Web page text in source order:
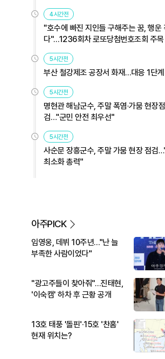
外
4시간전
"호수에 빠진 지인들 구해주는 꿈, 행운
다"…1236회차 로또당첨번호조회 주목
5시간전
부산 철강제조 공장서 화재…대응 1단
5시간전
명현관 해남군수, 주말 폭염·가뭄 현장점
검…"군민 안전 최우선"
5시간전
사순문 장흥군수, 주말 가뭄 현장 점검
최소화 총력"
아주PICK
임영웅, 데뷔 10주년…"난 늘
부족한 사람이었다"
"광고주들이 찾아줘"…진태현,
'이숙캠' 하차 후 근황 공개
13호 태풍 '돌핀'·15호 '찬홈'
현재 위치는?